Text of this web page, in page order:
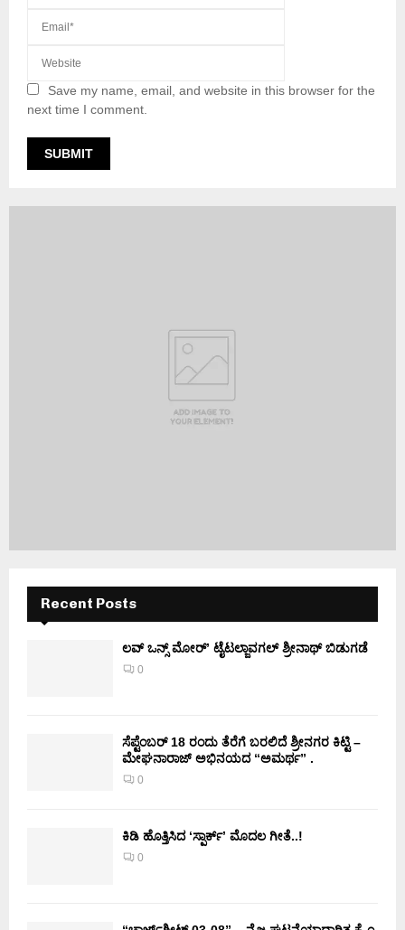
Save my name, email, and website in this browser for the
next time I comment.
Recent Posts
ಲವ್ ಒನ್ಸ್ ಮೋರ್’ ಟೈಟಲ್ಜಾವಗಲ್ ಶ್ರೀನಾಥ್ ಬಿಡುಗಡೆ
0
ಸೆಪ್ಟೆಂಬರ್ 18 ರಂದು ತೆರೆಗೆ ಬರಲಿದೆ ಶ್ರೀನಗರ ಕಿಟ್ಟಿ –
ಮೇಘನಾರಾಜ್ ಅಭಿನಯದ “ಅಮರ್ಥ” .
0
ಕಿಡಿ‌‌ ಹೊತ್ತಿಸಿದ ‘ಸ್ಪಾರ್ಕ್’ ಮೊದಲ‌ ಗೀತೆ..!
0